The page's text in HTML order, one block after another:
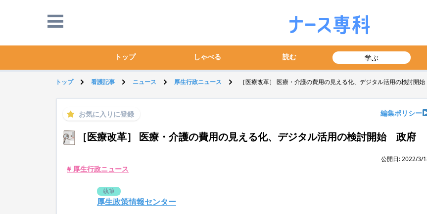
トップ しゃべる 読む 学ぶ
トップ 看護記事 ニュース 厚生行政ニュース ［医療改革］ 医療・介護の費用の見える化、デジタル活用の検討開
お気に入りに登録 編集ポリシー
［医療改革］ 医療・介護の費用の見える化、デジタル活用の検討開始 政府
公開日: 2022/3/
# 厚生行政ニュース
執筆
厚生政策情報センター